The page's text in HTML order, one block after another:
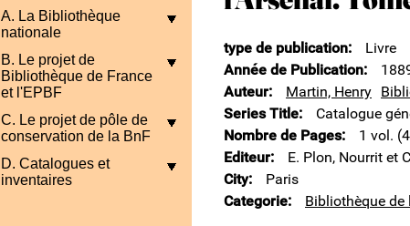
A. La Bibliothèque
nationale
B. Le projet de
Bibliothèque de France
et l'EPBF
C. Le projet de pôle de
conservation de la BnF
D. Catalogues et
inventaires
type de publication
Livre
Année de Publication
Auteur
Martin, Henry
Series Title
Catalogue
Nombre de Pages
1 vol.
Editeur
E. Plon, Nourrit et
City
Paris
Categorie
Bibliothèque de